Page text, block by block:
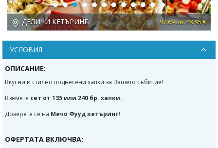
97.69 лв. 49.95 € Деличи кетъринг
Previous Next
УСЛОВИЯ
ОПИСАНИЕ:
Вкусни и стилно поднесени хапки за Вашето събитие!
Вземете сет от 135 или 240 бр. хапки.
Доверете се на Мечо Фууд кетъринг!
ОФЕРТАТА ВКЛЮЧВА: